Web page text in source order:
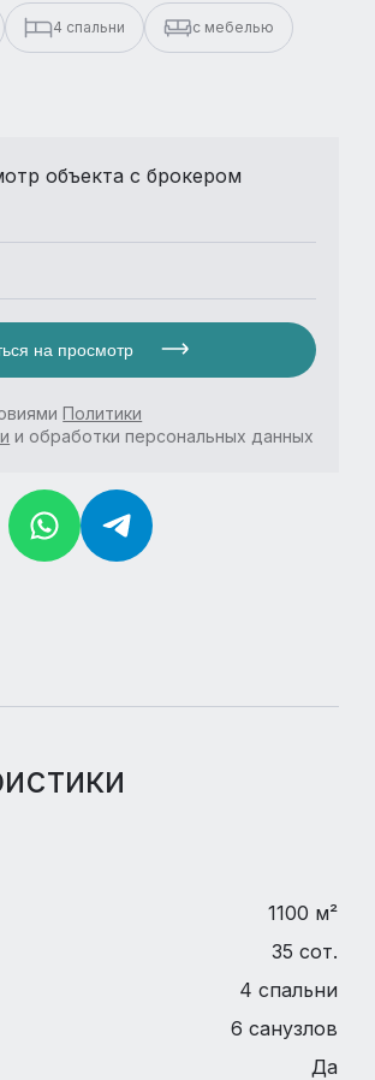
4 спальни с мебелью
объекта с брокером
на просмотр
Политики
и обработки персональных данных
1100 м²
35 сот.
4 спальни
6 санузлов
Да